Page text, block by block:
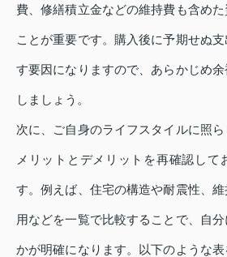
費、修繕積立金などの維持費も含め
ことが重要です。購入後に予期せぬ
す要因になりますので、あらかじめ
しましょう。
次に、ご自身のライフスタイルに照
メリットとデメリットを再確認して
す。例えば、住宅の構造や耐震性、
用などを一覧で比較することで、自
かが明確になります。以下のような